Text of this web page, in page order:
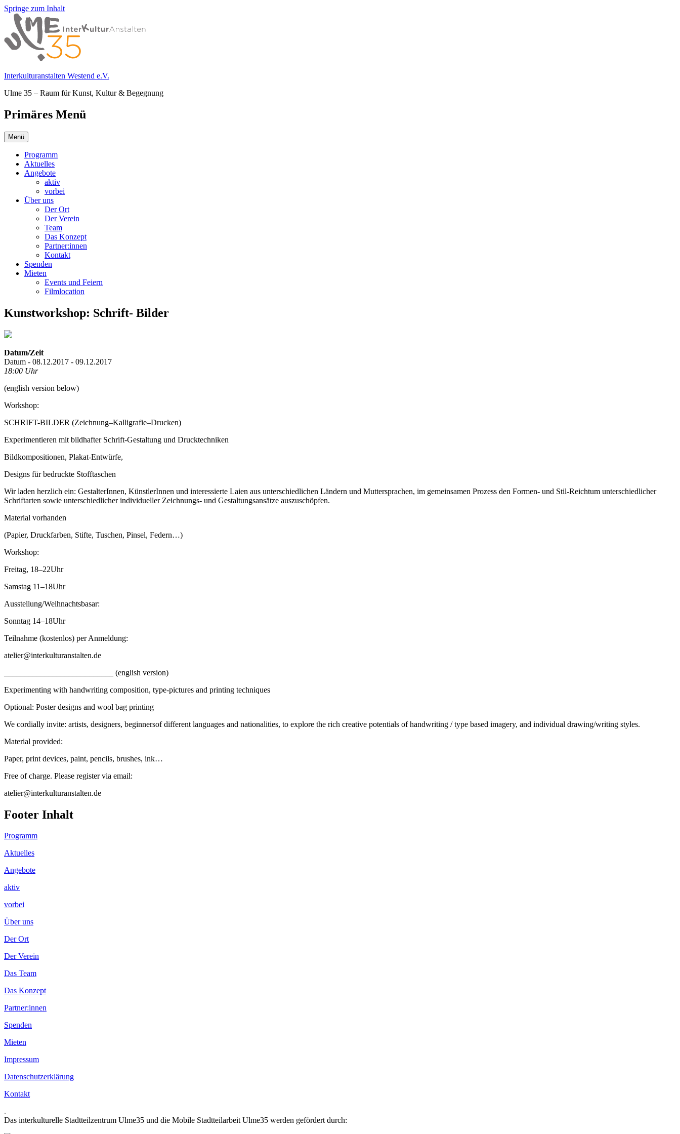
Springe zum Inhalt
Interkulturanstalten Westend e.V.
Ulme 35 – Raum für Kunst, Kultur & Begegnung
Primäres Menü
Menü
Programm
Aktuelles
Angebote
aktiv
vorbei
Über uns
Der Ort
Der Verein
Team
Das Konzept
Partner:innen
Kontakt
Spenden
Mieten
Events und Feiern
Filmlocation
Kunstworkshop: Schrift- Bilder
Datum/Zeit
Datum - 08.12.2017 - 09.12.2017
18:00 Uhr
(english version below)
Workshop:
SCHRIFT-BILDER (Zeichnung–Kalligrafie–Drucken)
Experimentieren mit bildhafter Schrift-Gestaltung und Drucktechniken
Bildkompositionen, Plakat-Entwürfe,
Designs für bedruckte Stofftaschen
Wir laden herzlich ein: GestalterInnen, KünstlerInnen und interessierte Laien aus unterschiedlichen Ländern und Muttersprachen, im gemeinsamen Prozess den Formen- und Stil-Reichtum unterschiedlicher
Schriftarten sowie unterschiedlicher individueller Zeichnungs- und Gestaltungsansätze auszuschöpfen.
Material vorhanden
(Papier, Druckfarben, Stifte, Tuschen, Pinsel, Federn…)
Workshop:
Freitag, 18–22Uhr
Samstag 11–18Uhr
Ausstellung/Weihnachtsbasar:
Sonntag 14–18Uhr
Teilnahme (kostenlos) per Anmeldung:
atelier@interkulturanstalten.de
___________________________ (english version)
Experimenting with handwriting composition, type-pictures and printing techniques
Optional: Poster designs and wool bag printing
We cordially invite: artists, designers, beginnersof different languages and nationalities, to explore the rich creative potentials of handwriting / type based imagery, and individual drawing/writing styles.
Material provided:
Paper, print devices, paint, pencils, brushes, ink…
Free of charge. Please register via email:
atelier@interkulturanstalten.de
Footer Inhalt
Programm
Aktuelles
Angebote
aktiv
vorbei
Über uns
Der Ort
Der Verein
Das Team
Das Konzept
Partner:innen
Spenden
Mieten
Impressum
Datenschutzerklärung
Kontakt
.
Das interkulturelle Stadtteilzentrum Ulme35 und die Mobile Stadtteilarbeit Ulme35 werden gefördert durch: